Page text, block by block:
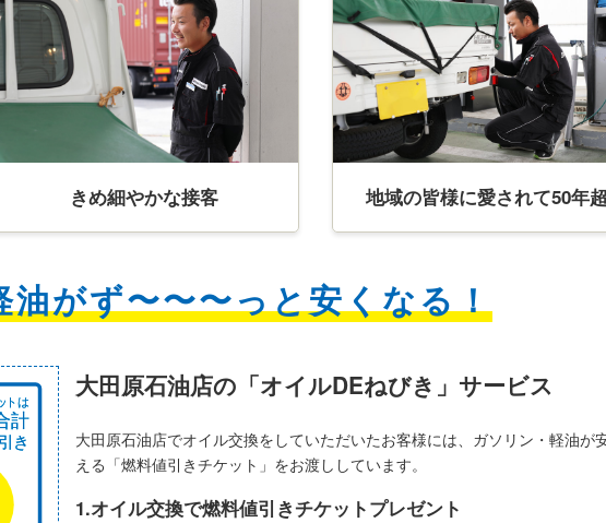
きめ細やかな接客 地域の皆様に愛されて50年超
油がず〜〜〜っと安くなる！
大田原石油店の「オイルDEねびき」サービス
大田原石油店でオイル交換をしていただいたお客様には、ガソリン・軽油が
える「燃料値引きチケット」をお渡ししています。
1.オイル交換で燃料値引きチケットプレゼント